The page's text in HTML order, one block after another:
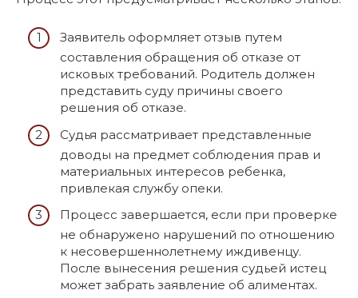
Заявитель оформляет отзыв путем
составления обращения об отказе от
исковых требований. Родитель должен
представить суду причины своего
решения об отказе.
Судья рассматривает представленные
доводы на предмет соблюдения прав и
материальных интересов ребенка,
привлекая службу опеки.
Процесс завершается, если при проверке
не обнаружено нарушений по отношению
к несовершеннолетнему иждивенцу.
После вынесения решения судьей истец
может забрать заявление об алиментах.